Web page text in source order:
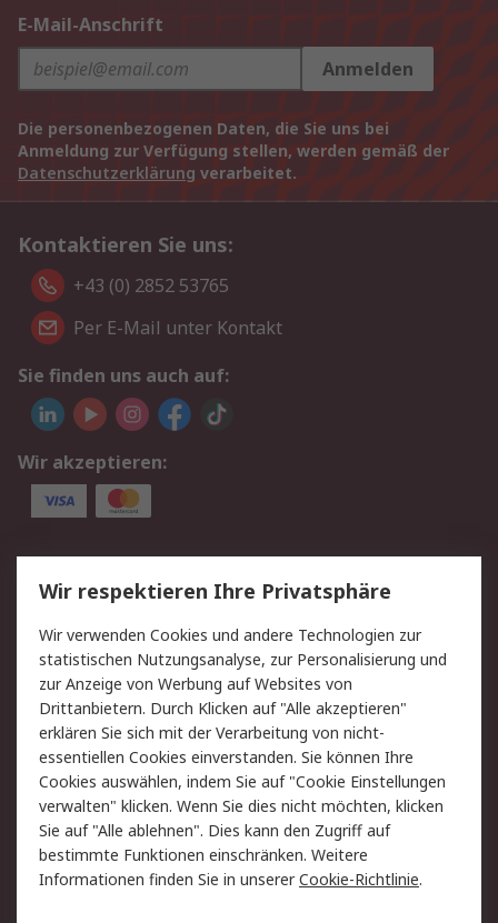
E-Mail-Anschrift
Anmelden
Die personenbezogenen Daten, die Sie uns bei
Anmeldung zur Verfügung stellen, werden gemäß der
Datenschutzerklärung verarbeitet.
Kontaktieren Sie uns:
+43 (0) 2852 53765
Per E-Mail unter Kontakt
Sie finden uns auch auf:
Wir akzeptieren:
Service
Value Added Services
Lieferlösungen
Rücksendung/Entsorgung Kontakt
Hilfe
Rechtliches
RS Verkaufs- und
Lieferbedingungen
Datenschutz
Cookie-Richtlinie
Zahlungsbedingungen
Impressum
Webseite Konditionen
Wir respektieren Ihre Privatsphäre
Wir verwenden Cookies und andere Technologien zur
statistischen Nutzungsanalyse, zur Personalisierung und
zur Anzeige von Werbung auf Websites von
Drittanbietern. Durch Klicken auf "Alle akzeptieren"
erklären Sie sich mit der Verarbeitung von nicht-
essentiellen Cookies einverstanden. Sie können Ihre
Cookies auswählen, indem Sie auf "Cookie Einstellungen
verwalten" klicken. Wenn Sie dies nicht möchten, klicken
Sie auf "Alle ablehnen". Dies kann den Zugriff auf
bestimmte Funktionen einschränken. Weitere
Informationen finden Sie in unsererCookie-Richtlinie.